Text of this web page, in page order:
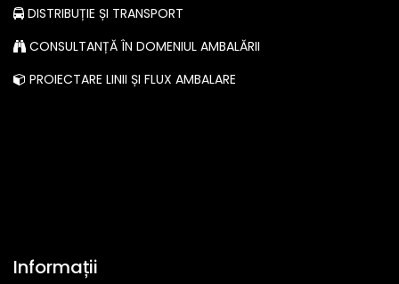
DISTRIBUȚIE ȘI TRANSPORT
CONSULTANȚĂ ÎN DOMENIUL AMBALĂRII
PROIECTARE LINII ȘI FLUX AMBALARE
Informații